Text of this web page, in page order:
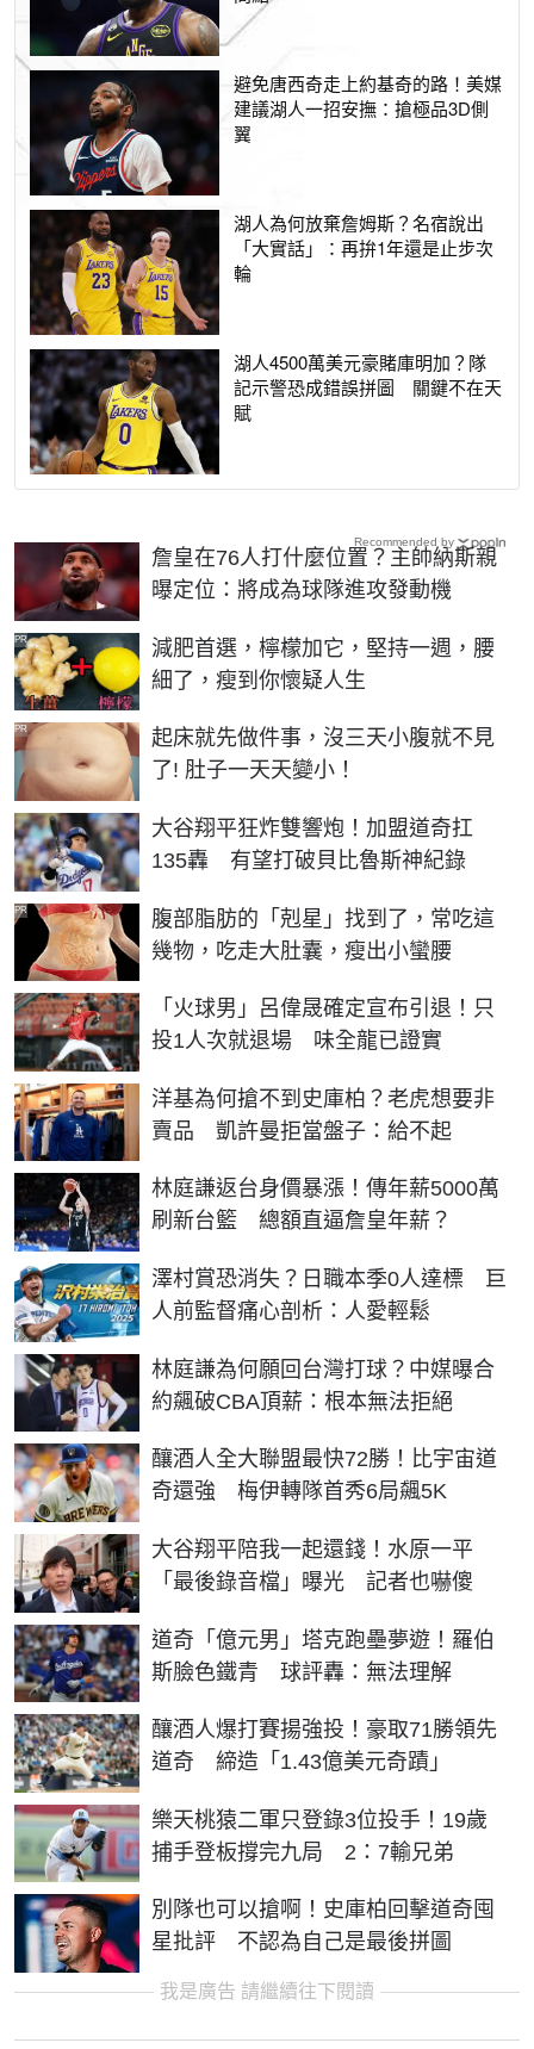
避免唐西奇走上約基奇的路！美媒
建議湖人一招安撫：搶極品3D側
翼
湖人為何放棄詹姆斯？名宿說出
「大實話」：再拚1年還是止步次
輪
湖人4500萬美元豪賭庫明加？隊
記示警恐成錯誤拼圖 關鍵不在天
賦
詹皇在76人打什麼位置？主帥納斯親
曝定位：將成為球隊進攻發動機
減肥首選，檸檬加它，堅持一週，腰
細了，瘦到你懷疑人生
PR
起床就先做件事，沒三天小腹就不見
了! 肚子一天天變小！
PR
大谷翔平狂炸雙響炮！加盟道奇扛
135轟 有望打破貝比魯斯神紀錄
腹部脂肪的「剋星」找到了，常吃這
幾物，吃走大肚囊，瘦出小蠻腰
PR
「火球男」呂偉晟確定宣布引退！只
投1人次就退場 味全龍已證實
洋基為何搶不到史庫柏？老虎想要非
賣品 凱許曼拒當盤子：給不起
林庭謙返台身價暴漲！傳年薪5000萬
刷新台籃 總額直逼詹皇年薪？
澤村賞恐消失？日職本季0人達標 巨
人前監督痛心剖析：人愛輕鬆
林庭謙為何願回台灣打球？中媒曝合
約飆破CBA頂薪：根本無法拒絕
釀酒人全大聯盟最快72勝！比宇宙道
奇還強 梅伊轉隊首秀6局飆5K
大谷翔平陪我一起還錢！水原一平
「最後錄音檔」曝光 記者也嚇傻
道奇「億元男」塔克跑壘夢遊！羅伯
斯臉色鐵青 球評轟：無法理解
釀酒人爆打賽揚強投！豪取71勝領先
道奇 締造「1.43億美元奇蹟」
樂天桃猿二軍只登錄3位投手！19歲
捕手登板撐完九局 2：7輸兄弟
別隊也可以搶啊！史庫柏回擊道奇囤
星批評 不認為自己是最後拼圖
Recommended by
我是廣告 請繼續往下閱讀